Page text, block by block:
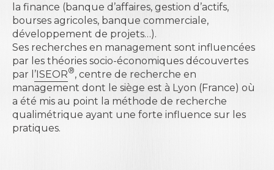
la finance (banque d’affaires, gestion d’actifs,
bourses agricoles, banque commerciale,
développement de projets…).
Ses recherches en management sont influencées
par les théories socio-économiques découvertes
par l ’ISEOR®, centre de recherche en
management dont le siège est à Lyon (France) où
a été mis au point la méthode de recherche
qualimétrique ayant une forte influence sur les
pratiques.